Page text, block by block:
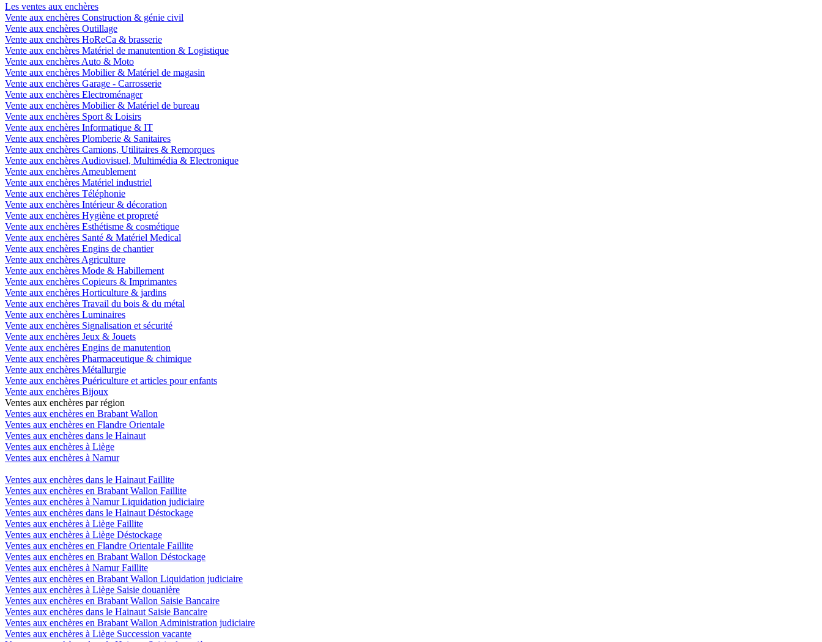
Les ventes aux enchères
Vente aux enchères Construction & génie civil
Vente aux enchères Outillage
Vente aux enchères HoReCa & brasserie
Vente aux enchères Matériel de manutention & Logistique
Vente aux enchères Auto & Moto
Vente aux enchères Mobilier & Matériel de magasin
Vente aux enchères Garage - Carrosserie
Vente aux enchères Electroménager
Vente aux enchères Mobilier & Matériel de bureau
Vente aux enchères Sport & Loisirs
Vente aux enchères Informatique & IT
Vente aux enchères Plomberie & Sanitaires
Vente aux enchères Camions, Utilitaires & Remorques
Vente aux enchères Audiovisuel, Multimédia & Electronique
Vente aux enchères Ameublement
Vente aux enchères Matériel industriel
Vente aux enchères Téléphonie
Vente aux enchères Intérieur & décoration
Vente aux enchères Hygiène et propreté
Vente aux enchères Esthétisme & cosmétique
Vente aux enchères Santé & Matériel Medical
Vente aux enchères Engins de chantier
Vente aux enchères Agriculture
Vente aux enchères Mode & Habillement
Vente aux enchères Copieurs & Imprimantes
Vente aux enchères Horticulture & jardins
Vente aux enchères Travail du bois & du métal
Vente aux enchères Luminaires
Vente aux enchères Signalisation et sécurité
Vente aux enchères Jeux & Jouets
Vente aux enchères Engins de manutention
Vente aux enchères Pharmaceutique & chimique
Vente aux enchères Métallurgie
Vente aux enchères Puériculture et articles pour enfants
Vente aux enchères Bijoux
Ventes aux enchères par région
Ventes aux enchères en Brabant Wallon
Ventes aux enchères en Flandre Orientale
Ventes aux enchères dans le Hainaut
Ventes aux enchères à Liège
Ventes aux enchères à Namur
Ventes aux enchères dans le Hainaut Faillite
Ventes aux enchères en Brabant Wallon Faillite
Ventes aux enchères à Namur Liquidation judiciaire
Ventes aux enchères dans le Hainaut Déstockage
Ventes aux enchères à Liège Faillite
Ventes aux enchères à Liège Déstockage
Ventes aux enchères en Flandre Orientale Faillite
Ventes aux enchères en Brabant Wallon Déstockage
Ventes aux enchères à Namur Faillite
Ventes aux enchères en Brabant Wallon Liquidation judiciaire
Ventes aux enchères à Liège Saisie douanière
Ventes aux enchères en Brabant Wallon Saisie Bancaire
Ventes aux enchères dans le Hainaut Saisie Bancaire
Ventes aux enchères en Brabant Wallon Administration judiciaire
Ventes aux enchères à Liège Succession vacante